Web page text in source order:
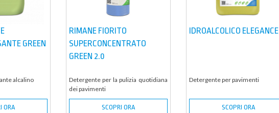
GREEN
alcalino
ORA
RIMANE FIORITO
SUPERCONCENTRATO
GREEN 2.0
Detergente per la pulizia quotidiana
dei pavimenti
SCOPRI ORA
IDROALCOLICO ELEGANCE
Detergente per pavimenti
SCOPRI ORA